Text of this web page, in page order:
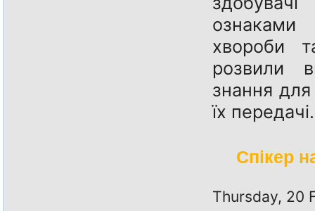
ознаками
хвороби
розвили
знання
їх
Cпікер
Thursday, 20